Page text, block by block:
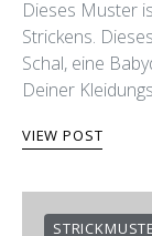
Dieses Muster
Strickens.
Schal, eine
Deiner
VIEW POST